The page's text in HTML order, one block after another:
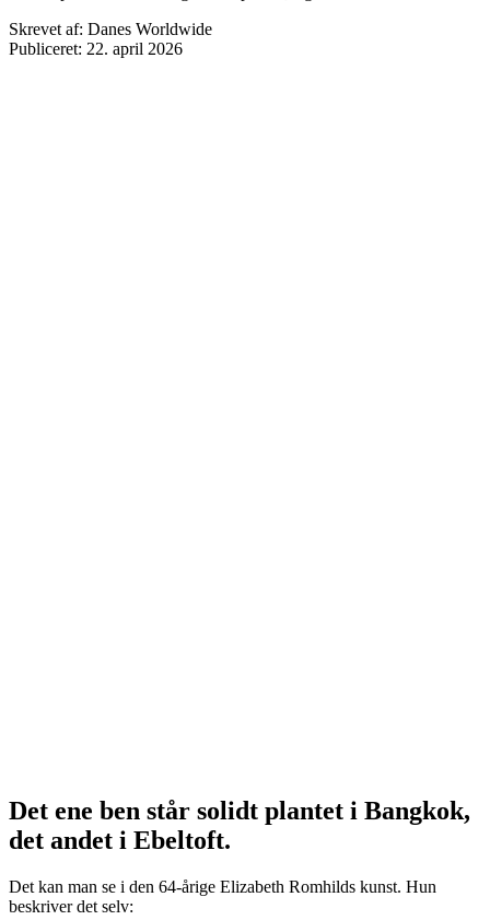
Skrevet af: Danes Worldwide
Publiceret: 22. april 2026
Det ene ben står solidt plantet i Bangkok,
det andet i Ebeltoft.
Det kan man se i den 64-årige Elizabeth Romhilds kunst. Hun
beskriver det selv: